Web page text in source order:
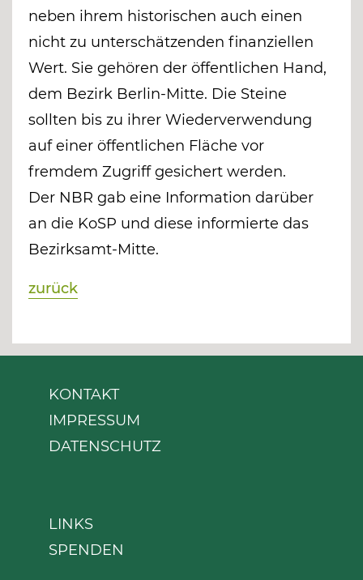
neben ihrem historischen auch einen
nicht zu unterschätzenden finanziellen
Wert. Sie gehören der öffentlichen Hand,
dem Bezirk Berlin-Mitte. Die Steine
sollten bis zu ihrer Wiederverwendung
auf einer öffentlichen Fläche vor
fremdem Zugriff gesichert werden.
Der NBR gab eine Information darüber
an die KoSP und diese informierte das
Bezirksamt-Mitte.
zurück
KONTAKT
IMPRESSUM
DATENSCHUTZ
LINKS
SPENDEN